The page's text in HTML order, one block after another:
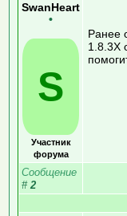
SwanHeart
•
S
Участник
форума
Ранее
1.8.3Х
Сообщение
# 2